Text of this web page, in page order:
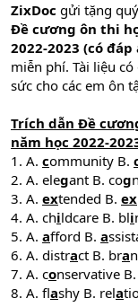
ZixDoc gửi tặng
Đề cương ôn thi
2022-2023 (có đáp
miễn phí. Tài liệu
sức cho các em ôn
Trích dẫn Đề
năm học 2022-
1. A. community B.
2. A. elegant B. cog
3. A. extended B. ex
4. A. childcare B. bli
5. A. afford B. a
6. A. distract B. bra
7. A. conservative
8. A. flashy B. rela